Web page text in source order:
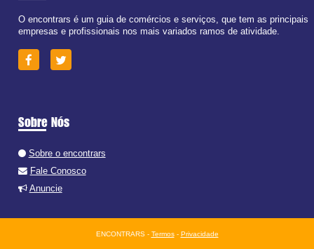
O encontrars é um guia de comércios e serviços, que tem as principais
empresas e profissionais nos mais variados ramos de atividade.
Sobre Nós
Sobre o encontrars
Fale Conosco
Anuncie
ENCONTRARS - Termos- Privacidade